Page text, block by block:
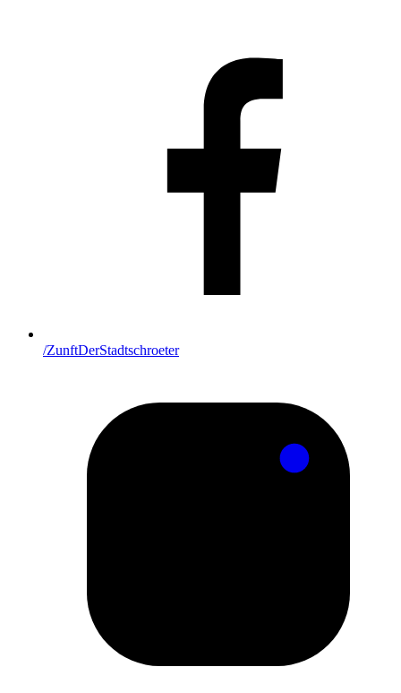
/ZunftDerStadtschroeter